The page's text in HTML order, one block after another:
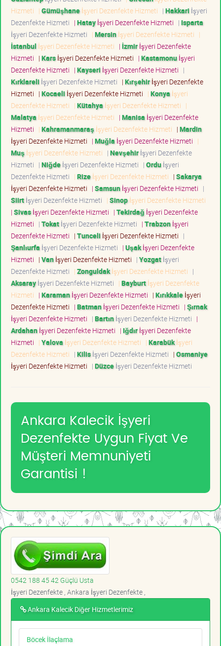
Hizmeti | Gümüşhaneİşyeri Dezenfekte Hizmeti | Hakkari İşyeri
Dezenfekte Hizmeti | Hatayİşyeri Dezenfekte Hizmeti | Isparta
İşyeri Dezenfekte Hizmeti | Mersinİşyeri Dezenfekte Hizmeti |
İstanbul İşyeri Dezenfekte Hizmeti | İzmirİşyeri Dezenfekte
Hizmeti | Karsİşyeri Dezenfekte Hizmeti | Kastamonuİşyeri
Dezenfekte Hizmeti | Kayseri İşyeri Dezenfekte Hizmeti |
Kırklareli İşyeri Dezenfekte Hizmeti | Kırşehirİşyeri Dezenfekte
Hizmeti | Kocaeli İşyeri Dezenfekte Hizmeti | Konya İşyeri
Dezenfekte Hizmeti | Kütahya İşyeri Dezenfekte Hizmeti |
Malatya İşyeri Dezenfekte Hizmeti | Manisa İşyeri Dezenfekte
Hizmeti | Kahramanmaraş İşyeri Dezenfekte Hizmeti | Mardin
İşyeri Dezenfekte Hizmeti | Muğla İşyeri Dezenfekte Hizmeti |
Muş İşyeri Dezenfekte Hizmeti | Nevşehirİşyeri Dezenfekte
Hizmeti | Niğdeİşyeri Dezenfekte Hizmeti | Orduİşyeri
Dezenfekte Hizmeti | Rizeİşyeri Dezenfekte Hizmeti | Sakarya
İşyeri Dezenfekte Hizmeti | Samsunİşyeri Dezenfekte Hizmeti |
Siirtİşyeri Dezenfekte Hizmeti | Sinopİşyeri Dezenfekte Hizmeti
| Sivasİşyeri Dezenfekte Hizmeti | Tekirdağ İşyeri Dezenfekte
Hizmeti | Tokatİşyeri Dezenfekte Hizmeti | Trabzonİşyeri
Dezenfekte Hizmeti | Tunceli İşyeri Dezenfekte Hizmeti |
Şanlıurfa İşyeri Dezenfekte Hizmeti | Uşakİşyeri Dezenfekte
Hizmeti | Vanİşyeri Dezenfekte Hizmeti | Yozgatİşyeri
Dezenfekte Hizmeti | Zonguldakİşyeri Dezenfekte Hizmeti |
Aksarayİşyeri Dezenfekte Hizmeti | Bayburtİşyeri Dezenfekte
Hizmeti | Karamanİşyeri Dezenfekte Hizmeti | Kırıkkaleİşyeri
Dezenfekte Hizmeti | Batmanİşyeri Dezenfekte Hizmeti | Şırnak
İşyeri Dezenfekte Hizmeti | Bartınİşyeri Dezenfekte Hizmeti |
Ardahanİşyeri Dezenfekte Hizmeti | Iğdırİşyeri Dezenfekte
Hizmeti | Yalova İşyeri Dezenfekte Hizmeti | Karabükİşyeri
Dezenfekte Hizmeti | Kilisİşyeri Dezenfekte Hizmeti | Osmaniye
İşyeri Dezenfekte Hizmeti | Düzceİşyeri Dezenfekte Hizmeti
Ankara Kalecik İşyeri
Dezenfekte Uygun Fiyat Ve
Müşteri Memnuniyeti
Garantisi !
0542 188 45 42 Güçlü Usta
İşyeri Dezenfekte , Ankara İşyeri Dezenfekte ,
Ankara Kalecik Diğer Hizmetlerimiz
Böcek İlaçlama